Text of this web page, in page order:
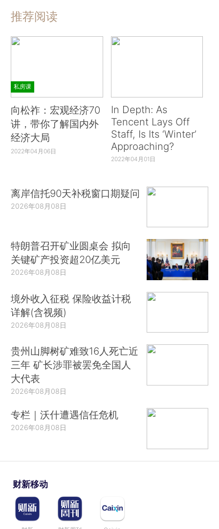
推荐阅读
私房课
向松祚：宏观经济70
讲，带你了解国内外
经济大局
2022年04月06日
In Depth: As
Tencent Lays Off
Staff, Is Its ‘Winter’
Approaching?
2022年04月01日
离岸信托90天补税窗口期疑问
2026年08月08日
特朗普召开矿业圆桌会 拟向
关键矿产投资超20亿美元
2026年08月08日
境外收入征税 保险收益计税
详解(含视频)
2026年08月08日
贵州山脚树矿难致16人死亡近
三年 矿长涉罪被罢免全国人
大代表
2026年08月08日
专栏｜沃什遭遇信任危机
2026年08月08日
财新移动